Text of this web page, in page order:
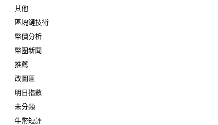
其他
區塊鏈技術
幣價分析
幣圈新聞
推薦
改圖區
明日指數
未分類
牛幣短評